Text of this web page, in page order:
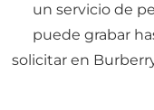
un servicio de
puede grabar
solicitar en